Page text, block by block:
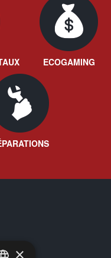
ECOGAMING
×